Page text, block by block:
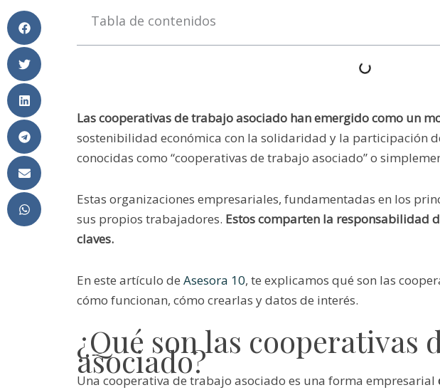
Tabla de contenidos
Las cooperativas de trabajo asociado han emergido como un
sostenibilidad económica con la solidaridad y la participación
conocidas como “cooperativas de trabajo asociado” o
Estas organizaciones empresariales, fundamentadas en los
sus propios trabajadores. Estos comparten la responsabilidad
claves.
En este artículo deAsesora 10, te explicamos qué son las
cómo funcionan, cómo crearlas y datos de interés.
¿Qué son las cooperativas
asociado?
Una cooperativa de trabajo asociado es una forma empresarial